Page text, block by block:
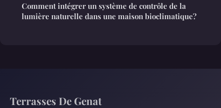
Comment intégrer un système de contrôle de la
lumière naturelle dans une maison bioclimatique?
Terrasses De Genat